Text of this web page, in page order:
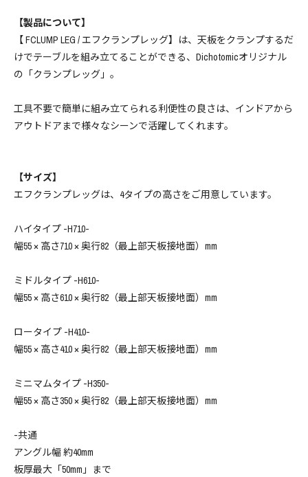
【製品について】
【 FCLUMP LEG / エフクランプレッグ】は、天板をクランプするだ
けでテーブルを組み立てることができる、Dichotomicオリジナル
の「クランプレッグ」。
工具不要で簡単に組み立てられる利便性の良さは、インドアから
アウトドアまで様々なシーンで活躍してくれます。
【サイズ】
エフクランプレッグは、4タイプの高さをご用意しています。
ハイタイプ -H710-
幅55 × 高さ710 × 奥行82（最上部天板接地面）mm
ミドルタイプ -H610-
幅55 × 高さ610 × 奥行82（最上部天板接地面）mm
ロータイプ -H410-
幅55 × 高さ410 × 奥行82（最上部天板接地面）mm
ミニマムタイプ -H350-
幅55 × 高さ350 × 奥行82（最上部天板接地面）mm
-共通
アングル幅 約40mm
板厚最大「50mm」まで